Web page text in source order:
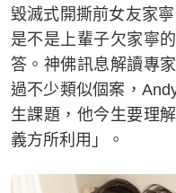
毀滅式開撕前女友家
是不是上輩子欠家寧
答。神佛訊息解讀專
過不少類似個案，
生課題，他今生要理
義方所利用」。